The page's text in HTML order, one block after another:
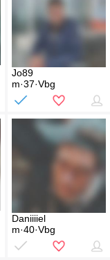
Jo89
m·37·Vbg
Daniiiiel
m·40·Vbg